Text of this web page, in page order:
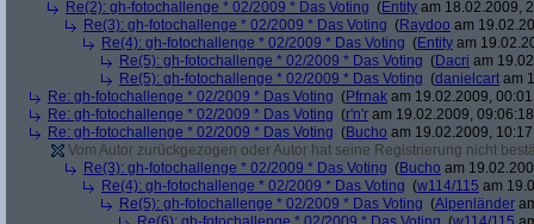
Re(2): gh-fotochallenge * 02/2009 * Das Voting (Entity am 18.02.2009,
Re(3): gh-fotochallenge * 02/2009 * Das Voting (Raydoo am
Re(4): gh-fotochallenge * 02/2009 * Das Voting (Entity am
Re(5): gh-fotochallenge * 02/2009 * Das Voting (Dacri am
Re(5): gh-fotochallenge * 02/2009 * Das Voting (danielcart am
Re: gh-fotochallenge * 02/2009 * Das Voting (Pfrnak am 19.02.2009,
Re: gh-fotochallenge * 02/2009 * Das Voting (r'n'r am 19.02.2009,
Re: gh-fotochallenge * 02/2009 * Das Voting (Bucho am 19.02.2009,
Vom Autor zurückgezogen oder Autor hat seine Registrierung nicht
Re(3): gh-fotochallenge * 02/2009 * Das Voting (Bucho am
Re(4): gh-fotochallenge * 02/2009 * Das Voting (w114/115 am
Re(5): gh-fotochallenge * 02/2009 * Das Voting (Alpenländer